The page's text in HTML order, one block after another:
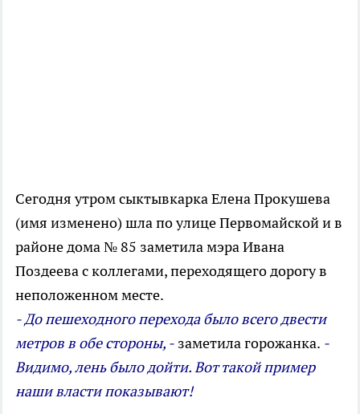
Сегодня утром сыктывкарка Елена Прокушева
(имя изменено) шла по улице Первомайской и в
районе дома № 85 заметила мэра Ивана
Поздеева с коллегами, переходящего дорогу в
неположенном месте.
- До пешеходного перехода было всего двести
метров в обе стороны, - заметила горожанка. -
Видимо, лень было дойти. Вот такой пример
наши власти показывают!